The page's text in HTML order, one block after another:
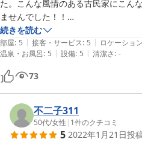
た。こんな風情のある古民家にこん
ませんでした！！
2泊3日で四国の旅行をしたのですが
ています。ありがとうございました。
続きを読む
部屋: 5 | 接客・サービス: 5 | ロケーション
温泉・お風呂: 5 | 設備: 5 | 清潔さ: -
73
不二子311
50代/女性 | 1件のクチコミ
5 2022年1月21日投